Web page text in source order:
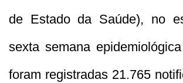
de Estado da Saúde), no
sexta semana
foram registradas 21.765